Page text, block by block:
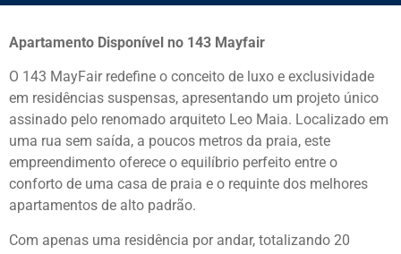
Apartamento Disponível no 143 Mayfair
O 143 MayFair redefine o conceito de luxo e exclusividade
em residências suspensas, apresentando um projeto único
assinado pelo renomado arquiteto Leo Maia. Localizado em
uma rua sem saída, a poucos metros da praia, este
empreendimento oferece o equilíbrio perfeito entre o
conforto de uma casa de praia e o requinte dos melhores
apartamentos de alto padrão.
Com apenas uma residência por andar, totalizando 20